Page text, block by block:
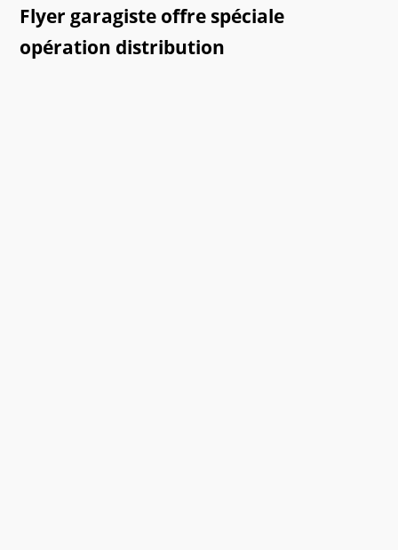
Flyer garagiste offre spéciale
opération distribution